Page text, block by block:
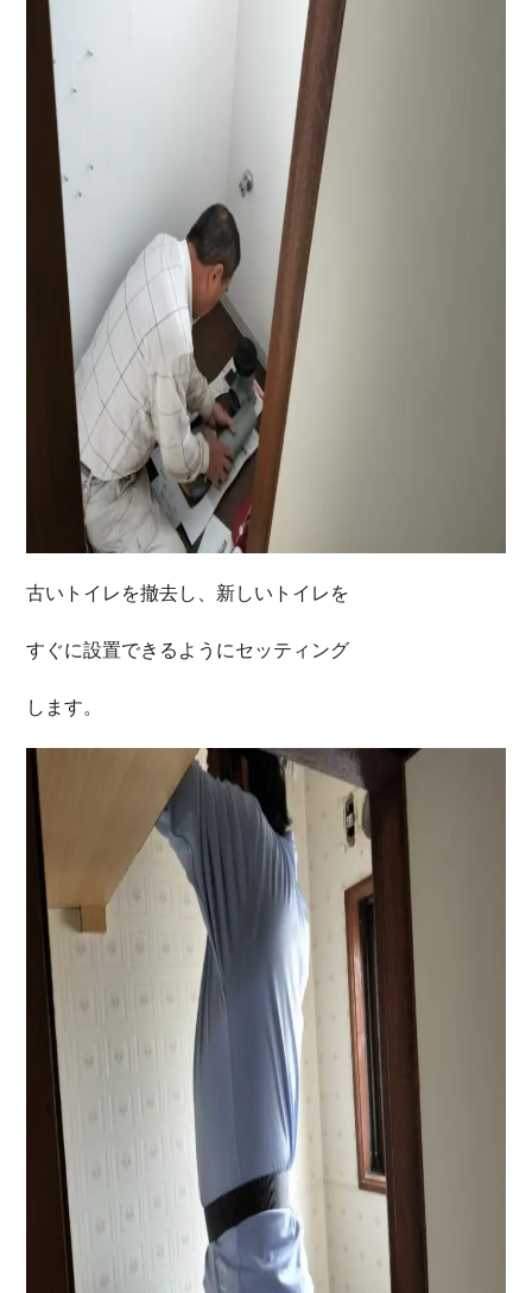
古いトイレを撤去し、新しいトイレを
すぐに設置できるようにセッティング
します。